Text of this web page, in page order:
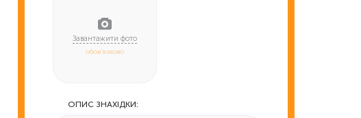
обов'язково
ОПИС ЗНАХІДКИ: